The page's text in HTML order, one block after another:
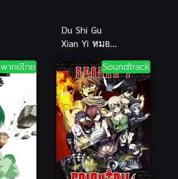
Du Shi Gu
Xian Yi หมอ
พากย์ไทย Soundtrack